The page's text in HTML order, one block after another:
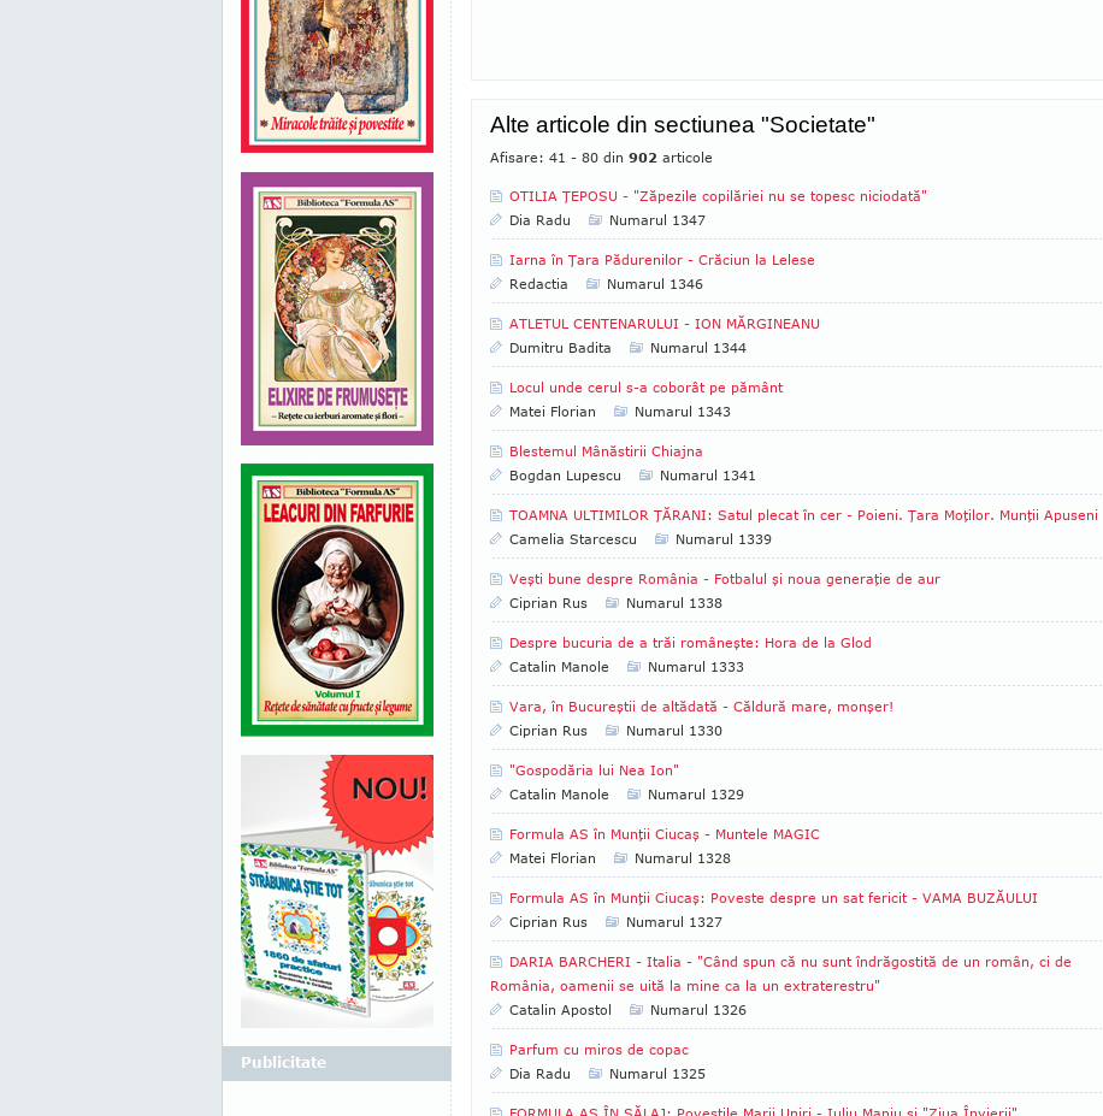
Alte articole din sectiunea "Societate"
Afisare: 41 - 80 din 902 articole
OTILIA ŢEPOSU - "Zăpezile copilăriei nu se topesc niciodată"
Dia Radu
Numarul 1347
Iarna în Ţara Pădurenilor - Crăciun la Lelese
Redactia
Numarul 1346
ATLETUL CENTENARULUI - ION MĂRGINEANU
Dumitru Badita
Numarul 1344
Locul unde cerul s-a coborât pe pământ
Matei Florian
Numarul 1343
Blestemul Mânăstirii Chiajna
Bogdan Lupescu
Numarul 1341
TOAMNA ULTIMILOR ŢĂRANI: Satul plecat în cer - Poieni. Ţara Moţilor. Munţii Apuseni
Camelia Starcescu
Numarul 1339
Veşti bune despre România - Fotbalul şi noua generaţie de aur
Ciprian Rus
Numarul 1338
Despre bucuria de a trăi româneşte: Hora de la Glod
Catalin Manole
Numarul 1333
Vara, în Bucureştii de altădată - Căldură mare, monşer!
Ciprian Rus
Numarul 1330
"Gospodăria lui Nea Ion"
Catalin Manole
Numarul 1329
Formula AS în Munţii Ciucaş - Muntele MAGIC
Matei Florian
Numarul 1328
Formula AS în Munţii Ciucaş: Poveste despre un sat fericit - VAMA BUZĂULUI
Ciprian Rus
Numarul 1327
DARIA BARCHERI - Italia - "Când spun că nu sunt îndrăgostită de un român, ci de
România, oamenii se uită la mine ca la un extraterestru"
Catalin Apostol
Numarul 1326
Parfum cu miros de copac
Dia Radu
Numarul 1325
Publicitate